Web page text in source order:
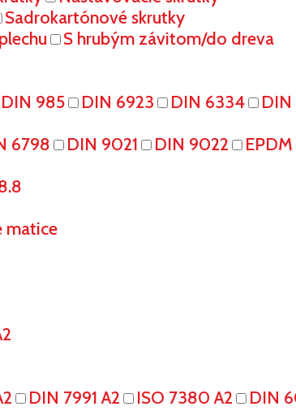
Sadrokartónové skrutky
S hrubým závitom/do dreva
DIN 985 DIN 6923 DIN 6334 DIN
6798 DIN 9021 DIN 9022 EPDM
matice
DIN 7991 A2 ISO 7380 A2 DIN